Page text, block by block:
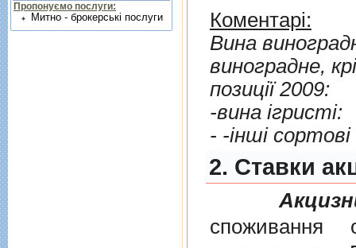
Коментарі:
Вина
виноградне,
позицiї 2009:
-вина iгристi:
- -iншi сортовi
2. Cтавки
споживання
Пропонуємо послуги:
Митно - брокерські послуги